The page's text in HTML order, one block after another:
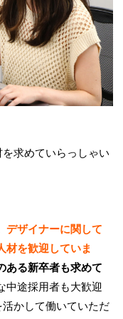
求めていらっしゃい
デザイナーに関して
材を歓迎していま
ある新卒者も求めて
中途採用者も大歓迎
かして働いていただ